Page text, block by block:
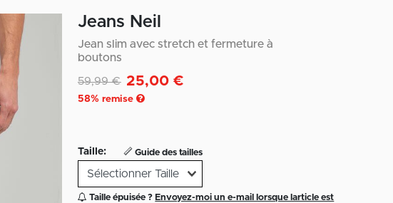
Jeans Neil
Jean slim avec stretch et fermeture à
boutons
Remise de
59,99 €à 25,00 €
58% remise
Taille: Guide des tailles
Taille épuisée ? Envoyez-moi un e-mail lorsque larticle est